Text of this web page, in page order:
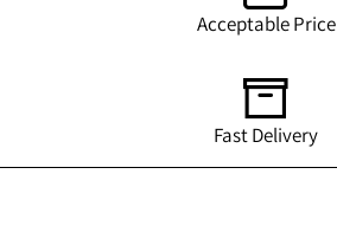
Acceptable Price
Fast Delivery